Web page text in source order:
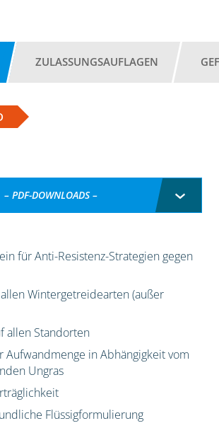
ZULASSUNGSAUFLAGEN
– PDF-DOWNLOADS –
für Anti-Resistenz-Strategien gegen
Wintergetreidearten (außer
allen Standorten
in Abhängigkeit vom
Ungras
Flüssigformulierung